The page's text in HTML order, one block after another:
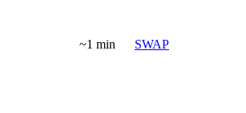
~1 min SWAP